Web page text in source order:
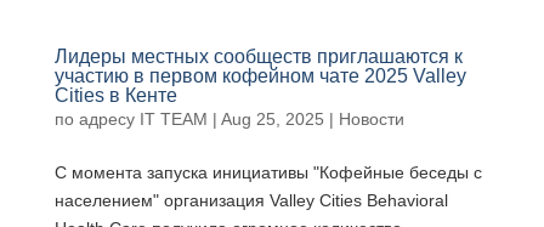
Лидеры местных сообществ приглашаются к
участию в первом кофейном чате 2025 Valley
Cities в Кенте
по адресу IT TEAM | Aug 25, 2025 | Новости
С момента запуска инициативы "Кофейные беседы с
населением" организация Valley Cities Behavioral